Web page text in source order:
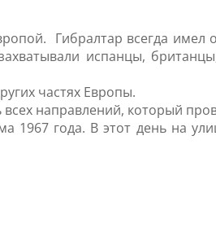
Гибралтар всегда имел
испанцы,
частях Европы.
направлений, который
1967 года. В этот день на